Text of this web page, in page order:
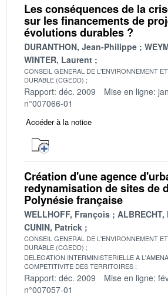
Les conséquences de la
sur les financements de
évolutions durables ?
DURANTHON, Jean-Philippe
WINTER, Laurent
CONSEIL GENERAL DE L'ENVIRONNEMENT
DURABLE (CGEDD)
Rapport: déc. 2009 Mise en ligne:
n°007066-01
Accéder à la notice
Création d'une agence
redynamisation de sites de
Polynésie française
WELLHOFF, François
CUNIN, Patrick
CONSEIL GENERAL DE L'ENVIRONNEMENT
DURABLE (CGEDD)
DELEGATION INTERMINISTERIELLE A
COMPETITIVITE DES TERRITOIRES
Rapport: déc. 2009 Mise en ligne:
n°007057-01